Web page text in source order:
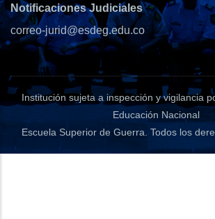
Notificaciones Judiciales
correo-jurid@esdeg.edu.co
Institución sujeta a inspección y vigilancia
Educación Nacional
Escuela Superior de Guerra. Todos los